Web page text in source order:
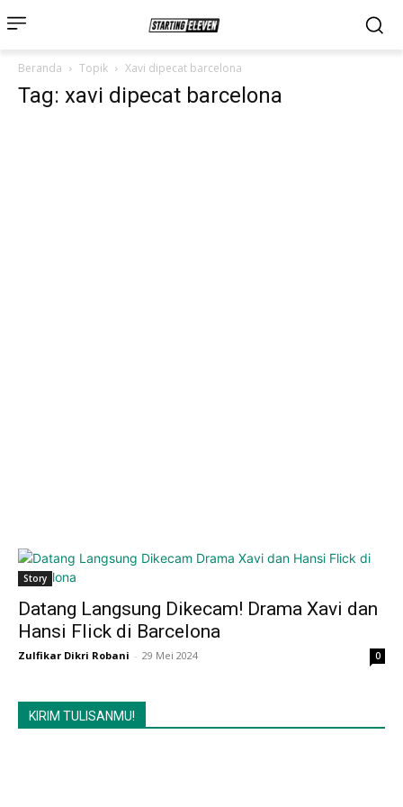
Beranda Topik Xavi dipecat barcelona
Tag: xavi dipecat barcelona
Story
Datang Langsung Dikecam! Drama Xavi dan
Hansi Flick di Barcelona
Zulfikar Dikri Robani - 29 Mei 2024 0
KIRIM TULISANMU!